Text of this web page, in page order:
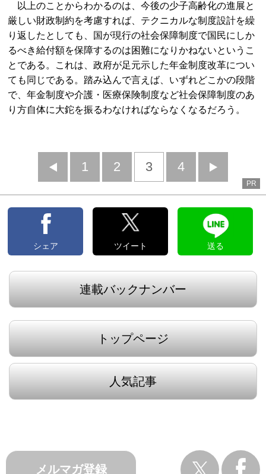
以上のことからわかるのは、今後の少子高齢化の進展と
厳しい財政制約を考慮すれば、テクニカルな制度設計を繰
り返したとしても、国が現行の社会保障制度で国民にしか
るべき給付額を保障するのは困難になりかねないというこ
とである。これは、政府が足元示した年金制度改革につい
ても同じである。踏み込んで言えば、いずれどこかの段階
で、年金制度や介護・医療保険制度など社会保障制度のあ
り方自体に大鉈を振るわなければならなくなるだろう。
前
へ
1 2 3 4
へ
PR
シェア ツイート 送る
連載バックナンバー
トップページ
人気記事
メルマガ登録